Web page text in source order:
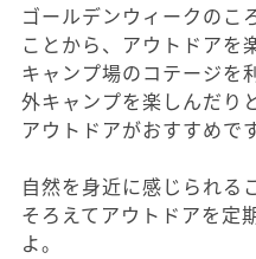
ゴールデンウィークのこ
ことから、アウトドアを
キャンプ場のコテージを
外キャンプを楽しんだり
アウトドアがおすすめです
自然を身近に感じられる
そろえてアウトドアを定
よ。